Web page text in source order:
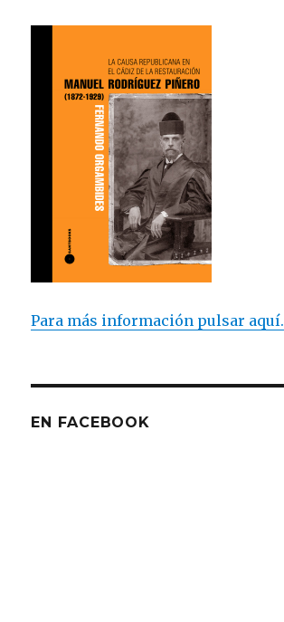
Para más información pulsar aquí.
EN FACEBOOK